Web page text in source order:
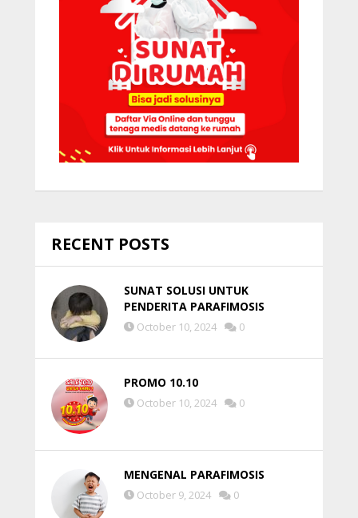
RECENT POSTS
SUNAT SOLUSI UNTUK
PENDERITA PARAFIMOSIS
October 10, 2024 0
PROMO 10.10
October 10, 2024 0
MENGENAL PARAFIMOSIS
October 9, 2024 0